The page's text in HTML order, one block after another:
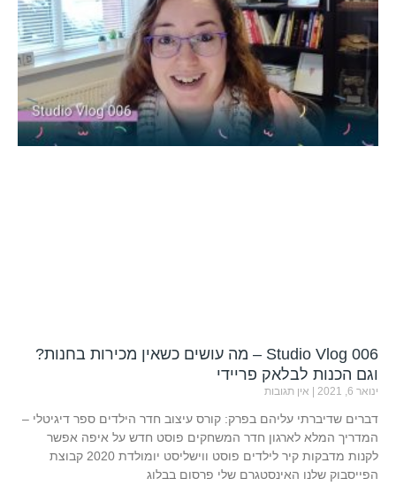
Studio Vlog 006 – מה עושים כשאין מכירות בחנות?
וגם הכנות לבלאק פריידי
ינואר 6, 2021 אין תגובות
דברים שדיברתי עליהם בפרק: קורס עיצוב חדר הילדים ספר דיגיטלי –
המדריך המלא לארגון חדר המשחקים פוסט חדש על איפה אפשר
לקנות מדבקות קיר לילדים פוסט ווישליסט יומולדת 2020 קבוצת
הפייסבוק שלנו האינסטגרם שלי פרסום בבלוג